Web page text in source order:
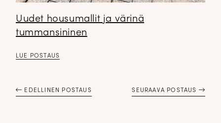
Uudet housumallit ja värinä
tummansininen
LUE POSTAUS
EDELLINEN POSTAUS SEURAAVA POSTAUS